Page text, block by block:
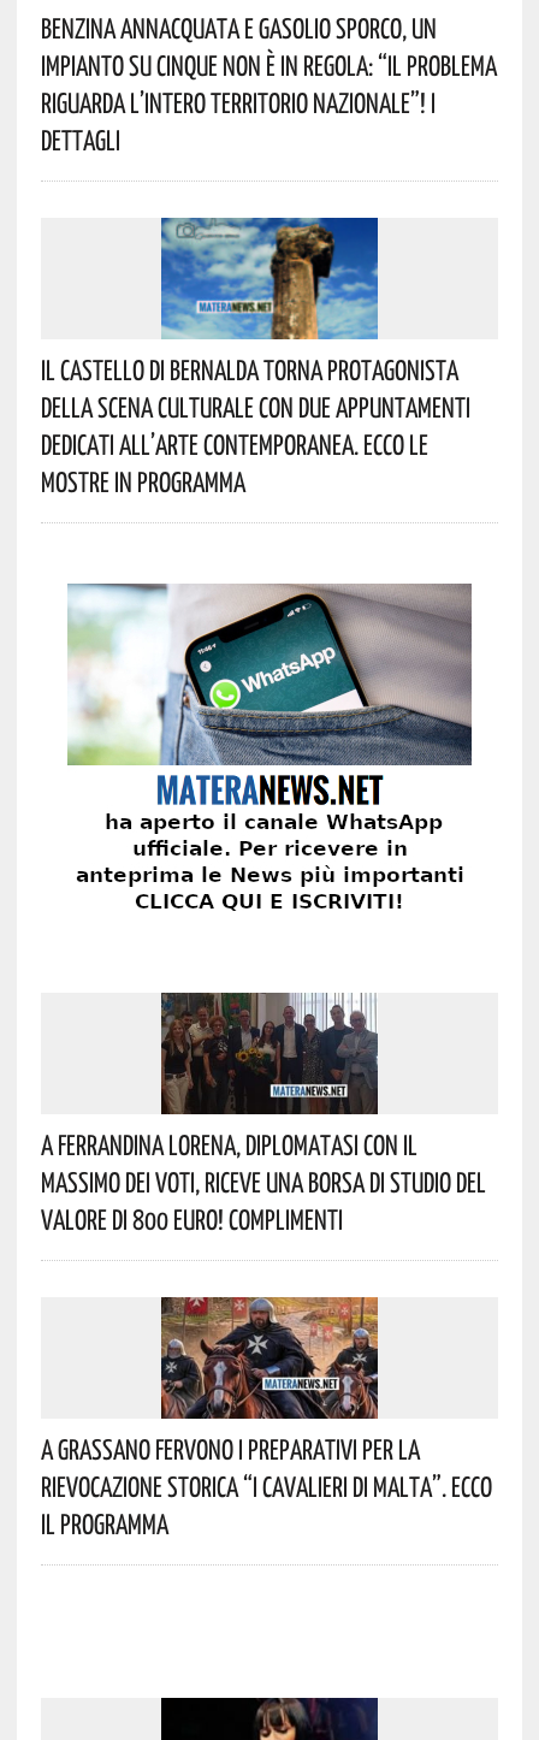
Benzina Annacquata E Gasolio Sporco, Un
Impianto Su Cinque Non È In Regola: “il Problema
Riguarda L’intero Territorio Nazionale”! I
Dettagli
Il Castello Di Bernalda Torna Protagonista
Della Scena Culturale Con Due Appuntamenti
Dedicati All’arte Contemporanea. Ecco Le
Mostre In Programma
A Ferrandina Lorena, Diplomatasi Con Il
Massimo Dei Voti, Riceve Una Borsa Di Studio Del
Valore Di 800 Euro! Complimenti
A Grassano Fervono I Preparativi Per La
Rievocazione Storica “I CAVALIERI DI MALTA”. Ecco
Il Programma